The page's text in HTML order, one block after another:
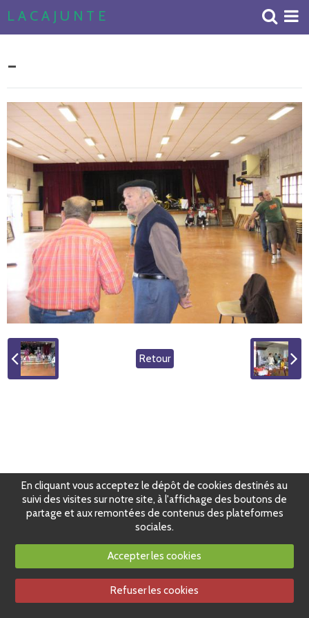
L A C A J U N T E
Album Photos
-
Retour
En cliquant vous acceptez le dépôt de cookies destinés au
suivi des visites sur notre site, à l'affichage des boutons de
partage et aux remontées de contenus des plateformes
sociales.
Accepter les cookies
Refuser les cookies